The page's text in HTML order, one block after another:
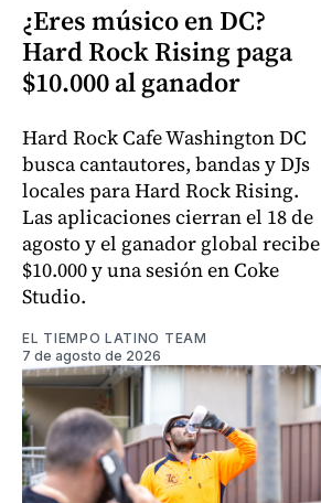
¿Eres músico en DC?
Hard Rock Rising paga
$10.000 al ganador
Hard Rock Cafe Washington DC
busca cantautores, bandas y DJs
locales para Hard Rock Rising.
Las aplicaciones cierran el 18 de
agosto y el ganador global recibe
$10.000 y una sesión en Coke
Studio.
EL TIEMPO LATINO TEAM
7 de agosto de 2026